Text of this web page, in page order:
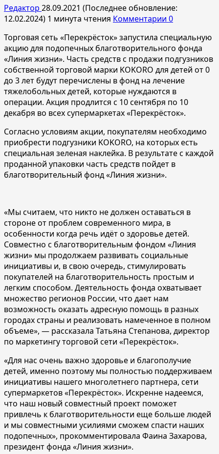
Редактор 28.09.2021 (Последнее обновление:
12.02.2024) 1 минута чтения Комментарии 0
Торговая сеть «Перекрёсток» запустила специальную
акцию для подопечных благотворительного фонда
«Линия жизни». Часть средств с продажи подгузников
собственной торговой марки KOKORO для детей от 0
до 3 лет будут перечислены в фонд на лечение
тяжелобольных детей, которые нуждаются в
операции. Акция продлится с 10 сентября по 10
декабря во всех супермаркетах «Перекрёсток».
Согласно условиям акции, покупателям необходимо
приобрести подгузники KOKORO, на которых есть
специальная зеленая наклейка. В результате с каждой
проданной упаковки часть средств пойдет в
благотворительный фонд «Линия жизни».
«Мы считаем, что никто не должен оставаться в
стороне от проблем современного мира, в
особенности когда речь идёт о здоровье детей.
Совместно с благотворительным фондом «Линия
жизни» мы продолжаем развивать социальные
инициативы и, в свою очередь, стимулировать
покупателей на благотворительность простым и
легким способом. Деятельность фонда охватывает
множество регионов России, что дает нам
возможность оказать адресную помощь в разных
городах страны и реализовать намеченное в полном
объеме», — рассказала Татьяна Степанова, директор
по маркетингу торговой сети «Перекрёсток».
«Для нас очень важно здоровье и благополучие
детей, именно поэтому мы полностью поддерживаем
инициативы нашего многолетнего партнера, сети
супермаркетов «Перекрёсток». Искренне надеемся,
что наш новый совместный проект поможет
привлечь к благотворительности еще больше людей
и мы совместными усилиями сможем спасти наших
подопечных», прокомментировала Фаина Захарова,
президент фонда «Линия жизни».